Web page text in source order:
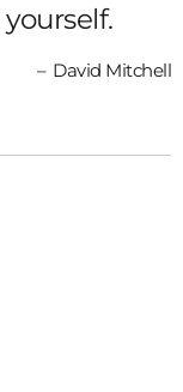
David Mitchell